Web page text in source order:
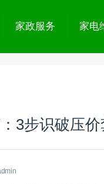
家政服务 家电
3步识破压